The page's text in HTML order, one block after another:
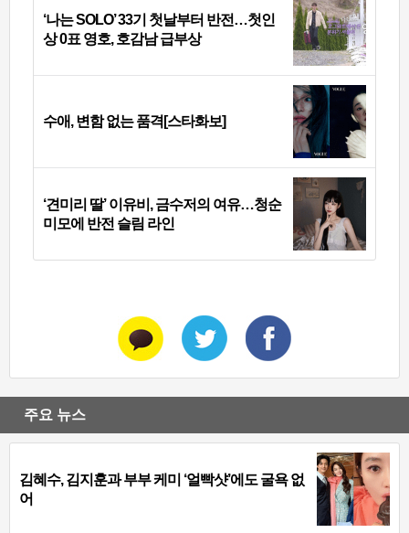
‘나는 SOLO’ 33기 첫날부터 반전…첫인
상 0표 영호, 호감남 급부상
수애, 변함 없는 품격[스타화보]
‘견미리 딸’ 이유비, 금수저의 여유…청순
미모에 반전 슬림 라인
주요 뉴스
김혜수, 김지훈과 부부 케미 ‘얼빡샷’에도 굴욕 없
어